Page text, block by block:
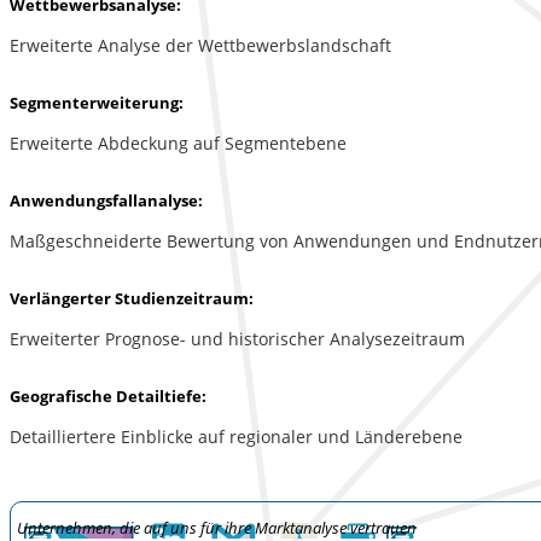
Erweiterte Analyse der Wettbewerbslandschaft
Segmenterweiterung:
Erweiterte Abdeckung auf Segmentebene
Anwendungsfallanalyse:
Maßgeschneiderte Bewertung von Anwendungen und
Verlängerter Studienzeitraum:
Erweiterter Prognose- und historischer Analysezeitraum
Geografische Detailtiefe:
Detailliertere Einblicke auf regionaler und Länderebene
Unternehmen, die auf uns für ihre Marktanalyse vertrauen